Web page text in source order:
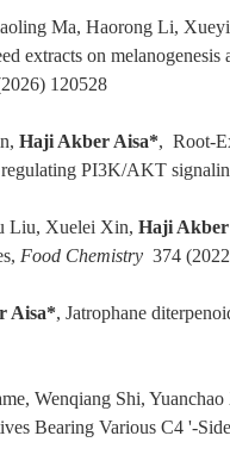
Ma, Haorong Li,
extracts on
120528
Haji Akber Aisa*, Root-
PI3K/AKT
Liu, Xuelei Xin,Haji
Food Chemistry 374
Aisa*, Jatrophane
Wenqiang Shi,
Bearing Various C4 '-